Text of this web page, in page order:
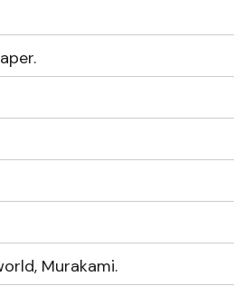
Murakami.